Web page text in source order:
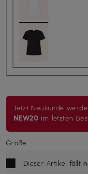
Jetzt Neukunde
NEW20 im letzten
Größe
Dieser Artikel fällt